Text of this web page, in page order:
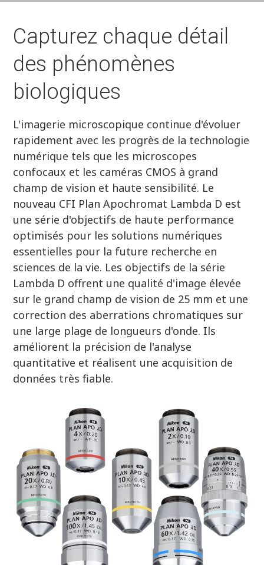
Capturez chaque détail
des phénomènes
biologiques
L'imagerie microscopique continue d'évoluer
rapidement avec les progrès de la technologie
numérique tels que les microscopes
confocaux et les caméras CMOS à grand
champ de vision et haute sensibilité. Le
nouveau CFI Plan Apochromat Lambda D est
une série d'objectifs de haute performance
optimisés pour les solutions numériques
essentielles pour la future recherche en
sciences de la vie. Les objectifs de la série
Lambda D offrent une qualité d'image élevée
sur le grand champ de vision de 25 mm et une
correction des aberrations chromatiques sur
une large plage de longueurs d'onde. Ils
améliorent la précision de l'analyse
quantitative et réalisent une acquisition de
données très fiable.